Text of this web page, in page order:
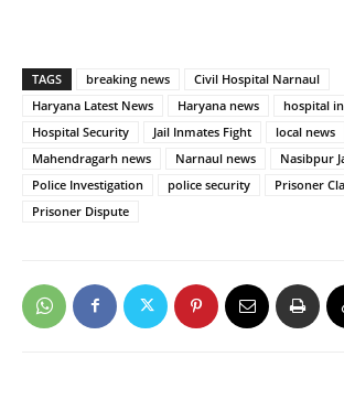
TAGS breaking news
Civil Hospital Narnaul
Haryana Latest News
Haryana news
hospital
Hospital Security
Jail Inmates Fight
local news
Mahendragarh news
Narnaul news
Nasibpur
Police Investigation
police security
Prisoner
Prisoner Dispute